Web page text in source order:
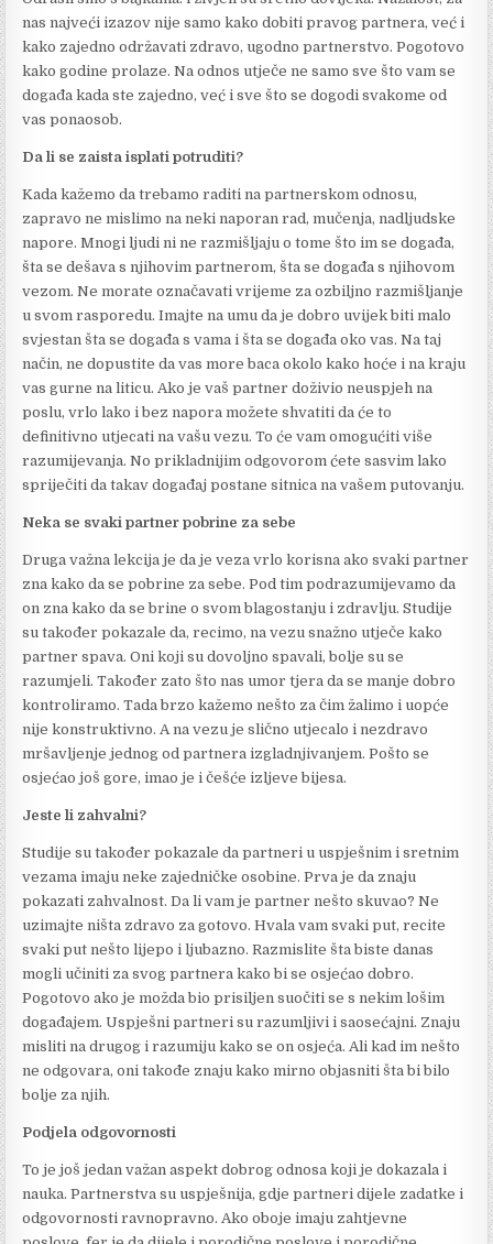
nas najveći izazov nije samo kako dobiti pravog partnera, već i
kako zajedno održavati zdravo, ugodno partnerstvo. Pogotovo
kako godine prolaze. Na odnos utječe ne samo sve što vam se
događa kada ste zajedno, već i sve što se dogodi svakome od
vas ponaosob.
Da li se zaista isplati potruditi?
Kada kažemo da trebamo raditi na partnerskom odnosu,
zapravo ne mislimo na neki naporan rad, mučenja, nadljudske
napore. Mnogi ljudi ni ne razmišljaju o tome što im se događa,
šta se dešava s njihovim partnerom, šta se događa s njihovom
vezom. Ne morate označavati vrijeme za ozbiljno razmišljanje
u svom rasporedu. Imajte na umu da je dobro uvijek biti malo
svjestan šta se događa s vama i šta se događa oko vas. Na taj
način, ne dopustite da vas more baca okolo kako hoće i na kraju
vas gurne na liticu. Ako je vaš partner doživio neuspjeh na
poslu, vrlo lako i bez napora možete shvatiti da će to
definitivno utjecati na vašu vezu. To će vam omogućiti više
razumijevanja. No prikladnijim odgovorom ćete sasvim lako
spriječiti da takav događaj postane sitnica na vašem putovanju.
Neka se svaki partner pobrine za sebe
Druga važna lekcija je da je veza vrlo korisna ako svaki partner
zna kako da se pobrine za sebe. Pod tim podrazumijevamo da
on zna kako da se brine o svom blagostanju i zdravlju. Studije
su također pokazale da, recimo, na vezu snažno utječe kako
partner spava. Oni koji su dovoljno spavali, bolje su se
razumjeli. Također zato što nas umor tjera da se manje dobro
kontroliramo. Tada brzo kažemo nešto za čim žalimo i uopće
nije konstruktivno. A na vezu je slično utjecalo i nezdravo
mršavljenje jednog od partnera izgladnjivanjem. Pošto se
osjećao još gore, imao je i češće izljeve bijesa.
Jeste li zahvalni?
Studije su također pokazale da partneri u uspješnim i sretnim
vezama imaju neke zajedničke osobine. Prva je da znaju
pokazati zahvalnost. Da li vam je partner nešto skuvao? Ne
uzimajte ništa zdravo za gotovo. Hvala vam svaki put, recite
svaki put nešto lijepo i ljubazno. Razmislite šta biste danas
mogli učiniti za svog partnera kako bi se osjećao dobro.
Pogotovo ako je možda bio prisiljen suočiti se s nekim lošim
događajem. Uspješni partneri su razumljivi i saosećajni. Znaju
misliti na drugog i razumiju kako se on osjeća. Ali kad im nešto
ne odgovara, oni takođe znaju kako mirno objasniti šta bi bilo
bolje za njih.
Podjela odgovornosti
To je još jedan važan aspekt dobrog odnosa koji je dokazala i
nauka. Partnerstva su uspješnija, gdje partneri dijele zadatke i
odgovornosti ravnopravno. Ako oboje imaju zahtjevne